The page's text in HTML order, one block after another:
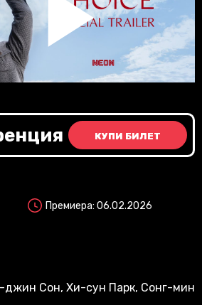
КУПИ БИЛЕТ
Премиера: 06.02.2026
джин Сон, Хи-сун Парк, Сонг-мин